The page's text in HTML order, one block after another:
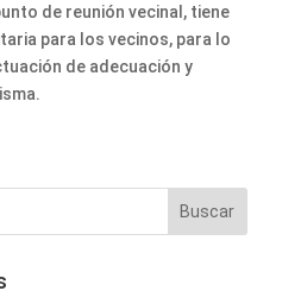
de reunión vecinal, tiene
para los vecinos, para lo
de adecuación y